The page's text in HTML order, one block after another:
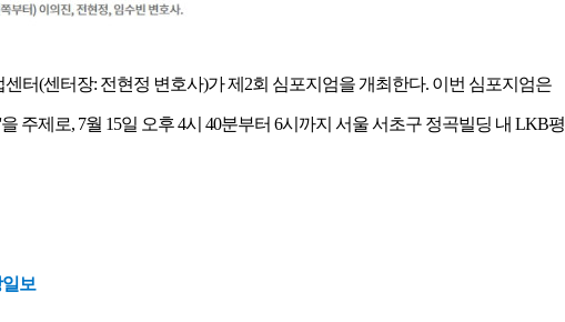
터(센터장: 전현정 변호사)가 제2회 심포지엄을 개최한다. 이번 심포지엄은
주제로, 7월 15일 오후 4시 40분부터 6시까지 서울 서초구 정곡빌딩 내 LKB평
보